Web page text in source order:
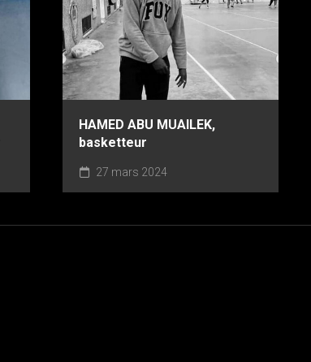
HAMED ABU MUAILEK,
basketteur
27 mars 2024